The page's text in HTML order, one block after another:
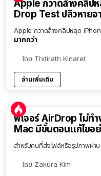
Apple กวาดล้างคลิป
Drop Test ปลิวหายจ
Apple กวาดล้างคลิปหลุด
มากกว่า
โดย Thitirath Kinaret
อ่านเพิ่มเติม
ฟีเจอร์ AirDrop ไม่ท
Mac มีขั้นตอนแก้ไขอย่
สำหรับคนที่ส่งไฟล์หรือรูปภาพผ่า
โดย Zakura Kim